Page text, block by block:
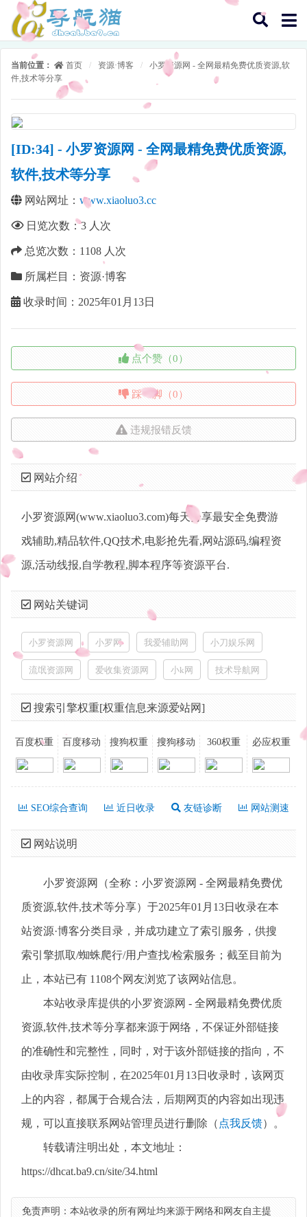
当前位置： 首页 / 资源·博客 /
小罗资源网 - 全网最精免费优质资源,软
件,技术等分享
[ID:34] - 小罗资源网 - 全网最精免费优质资源,
软件,技术等分享
网站网址： www.xiaoluo3.cc
日览次数：3 人次
总览次数： 1108 人次
所属栏目：资源·博客
收录时间：2025年01月13日
点个赞（0）
踩一脚（0）
违规报错反馈
网站介绍
小罗资源网(www.xiaoluo3.com)每天分享最安全免费游
戏辅助,精品软件,QQ技术,电影抢先看,网站源码,编程资
源,活动线报,自学教程,脚本程序等资源平台.
网站关键词
小罗资源网 小罗网 我爱辅助网 小刀娱乐网
流氓资源网 爱收集资源网 小k网 技术导航网
搜索引擎权重[权重信息来源爱站网]
百度权重 百度移动 搜狗权重 搜狗移动 360权重 必应权重
SEO综合查询 近日收录 友链诊断 网站测速
网站说明
小罗资源网（全称：小罗资源网 - 全网最精免费优
质资源,软件,技术等分享）于2025年01月13日收录在本
站资源·博客分类目录，并成功建立了索引服务，供搜
索引擎抓取/蜘蛛爬行/用户查找/检索服务；截至目前为
止，本站已有 1108个网友浏览了该网站信息。
本站收录库提供的小罗资源网 - 全网最精免费优质
资源,软件,技术等分享都来源于网络，不保证外部链接
的准确性和完整性，同时，对于该外部链接的指向，不
由收录库实际控制，在2025年01月13日收录时，该网页
上的内容，都属于合规合法，后期网页的内容如出现违
规，可以直接联系网站管理员进行删除（ 点我反馈）。
转载请注明出处，本文地址：
https://dhcat.ba9.cn/site/34.html
免责声明：本站收录的所有网址均来源于网络和网友自主提